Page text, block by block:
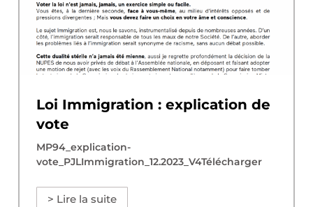
Loi Immigration : explication de
vote
MP94_explication-
vote_PJLImmigration_12.2023_V4Télécharger
> Lire la suite